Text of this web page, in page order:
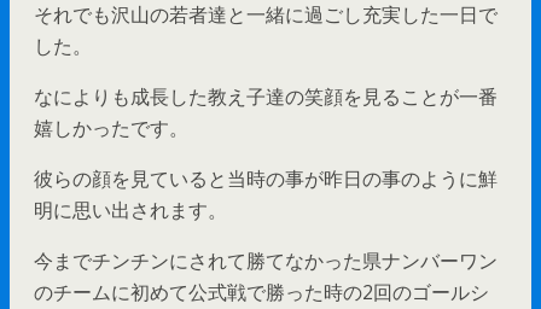
それでも沢山の若者達と一緒に過ごし充実した一日で
した。
なによりも成長した教え子達の笑顔を見ることが一番
嬉しかったです。
彼らの顔を見ていると当時の事が昨日の事のように鮮
明に思い出されます。
今までチンチンにされて勝てなかった県ナンバーワン
のチームに初めて公式戦で勝った時の2回のゴールシ